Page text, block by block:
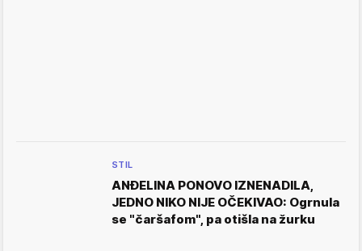
STIL
ANĐELINA PONOVO IZNENADILA,
JEDNO NIKO NIJE OČEKIVAO: Ogrnula
se "čaršafom", pa otišla na žurku